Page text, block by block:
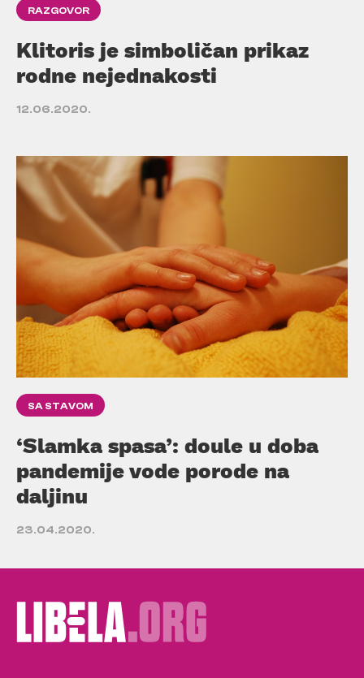
RAZGOVOR
Klitoris je simboličan prikaz
rodne nejednakosti
12.06.2020.
SA STAVOM
‘Slamka spasa’: doule u doba
pandemije vode porode na
daljinu
23.04.2020.